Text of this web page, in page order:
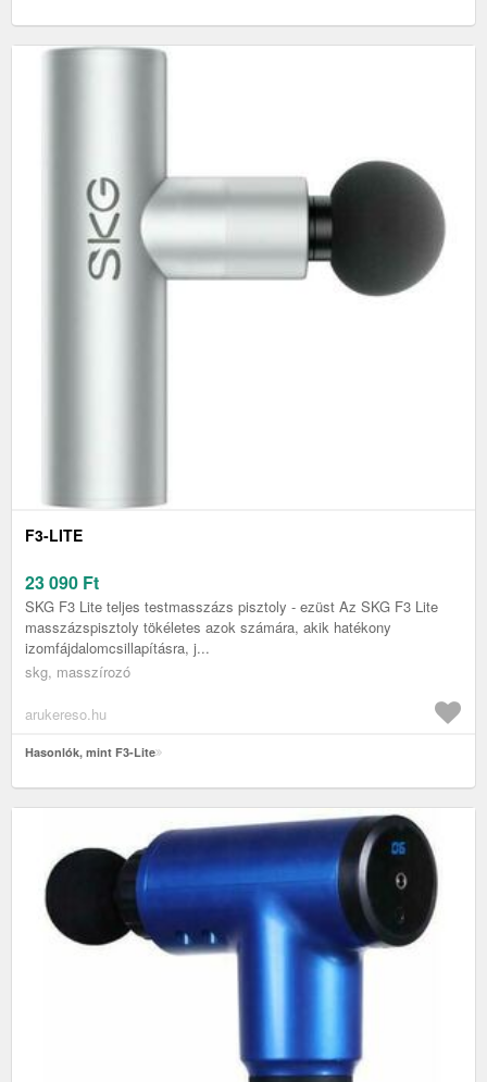
F3-LITE
23 090 Ft
SKG F3 Lite teljes testmasszázs pisztoly - ezüst Az SKG F3 Lite
masszázspisztoly tökéletes azok számára, akik hatékony
izomfájdalomcsillapításra, j...
skg, masszírozó
arukereso.hu
Hasonlók, mint F3-Lite